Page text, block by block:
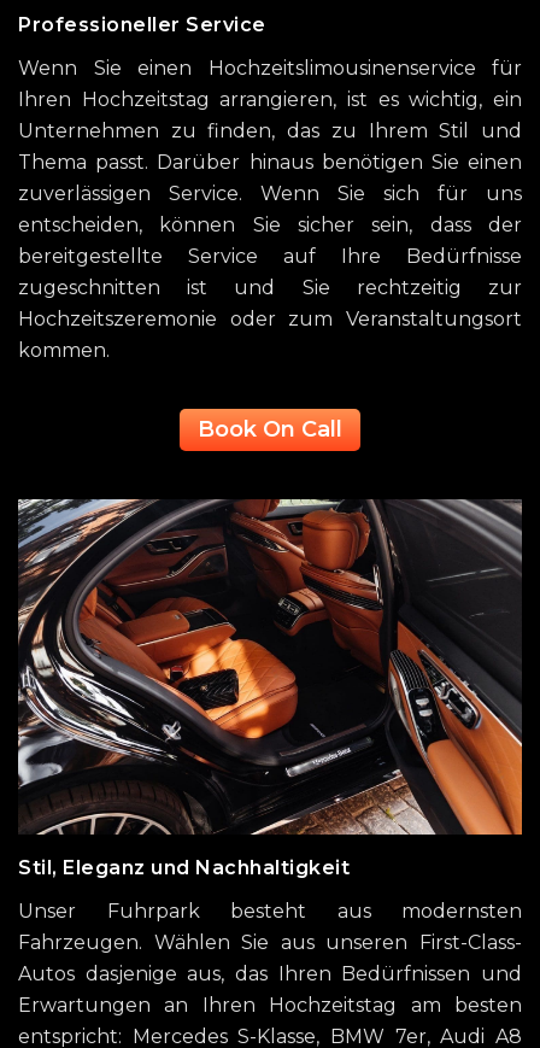
Professioneller Service
Wenn Sie einen Hochzeitslimousinenservice für
Ihren Hochzeitstag arrangieren, ist es wichtig, ein
Unternehmen zu finden, das zu Ihrem Stil und
Thema passt. Darüber hinaus benötigen Sie einen
zuverlässigen Service. Wenn Sie sich für uns
entscheiden, können Sie sicher sein, dass der
bereitgestellte Service auf Ihre Bedürfnisse
zugeschnitten ist und Sie rechtzeitig zur
Hochzeitszeremonie oder zum Veranstaltungsort
kommen.
Book On Call
Stil, Eleganz und Nachhaltigkeit
Unser Fuhrpark besteht aus modernsten
Fahrzeugen. Wählen Sie aus unseren First-Class-
Autos dasjenige aus, das Ihren Bedürfnissen und
Erwartungen an Ihren Hochzeitstag am besten
entspricht: Mercedes S-Klasse, BMW 7er, Audi A8